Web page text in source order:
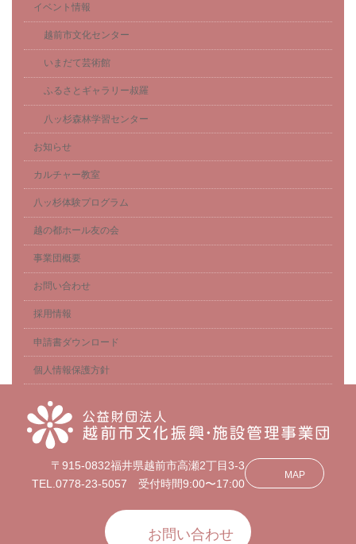
イベント情報
越前市文化センター
いまだて芸術館
ふるさとギャラリー叔羅
八ッ杉森林学習センター
お知らせ
カルチャー教室
八ッ杉体験プログラム
越の都ホール友の会
事業団概要
お問い合わせ
採用情報
申請書ダウンロード
個人情報保護方針
〒915-0832福井県越前市高瀬2丁目3-3
TEL.0778-23-5057 受付時間9:00〜17:00
MAP
お問い合わせ